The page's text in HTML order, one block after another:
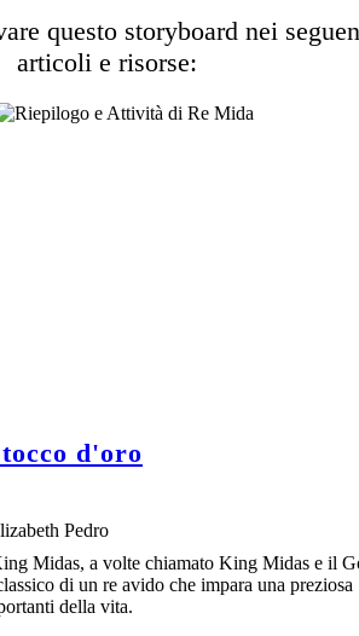
questo storyboard nei
articoli e risorse:
d'oro
Pedro
Midas, a volte chiamato King Midas e il
di un re avido che impara una preziosa
della vita.